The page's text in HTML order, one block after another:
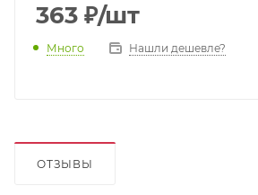
363 ₽/шт
Много Нашли дешевле?
ОТЗЫВЫ